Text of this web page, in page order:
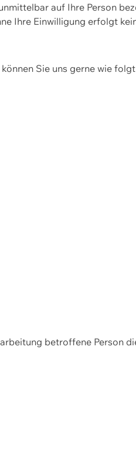
auf Ihre Person
Ihre Einwilligung erfolgt
Sie uns gerne wie
betroffene Person